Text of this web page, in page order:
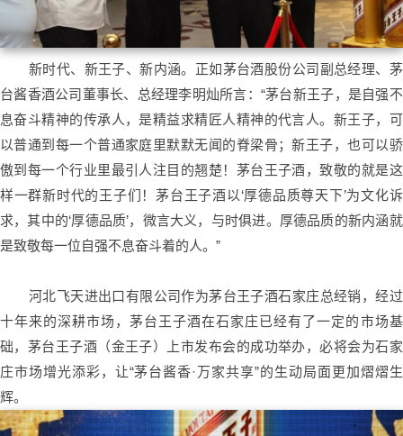
新时代、新王子、新内涵。正如茅台酒股份公司副总经理、茅
台酱香酒公司董事长、总经理李明灿所言：“茅台新王子，是自强不
息奋斗精神的传承人，是精益求精匠人精神的代言人。新王子，可
以普通到每一个普通家庭里默默无闻的脊梁骨；新王子，也可以骄
傲到每一个行业里最引人注目的翘楚！茅台王子酒，致敬的就是这
样一群新时代的王子们！茅台王子酒以‘厚德品质尊天下’为文化诉
求，其中的‘厚德品质’，微言大义，与时俱进。厚德品质的新内涵就
是致敬每一位自强不息奋斗着的人。”
河北飞天进出口有限公司作为茅台王子酒石家庄总经销，经过
十年来的深耕市场，茅台王子酒在石家庄已经有了一定的市场基
础，茅台王子酒（金王子）上市发布会的成功举办，必将会为石家
庄市场增光添彩，让“茅台酱香·万家共享”的生动局面更加熠熠生
辉。